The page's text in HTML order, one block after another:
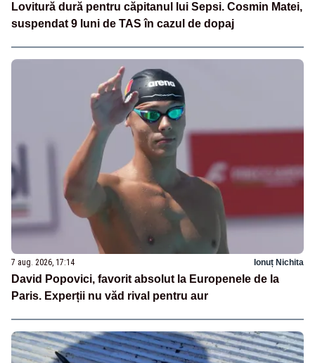
Lovitură dură pentru căpitanul lui Sepsi. Cosmin Matei,
suspendat 9 luni de TAS în cazul de dopaj
7 aug. 2026, 17:14 Ionuț Nichita
David Popovici, favorit absolut la Europenele de la
Paris. Experții nu văd rival pentru aur